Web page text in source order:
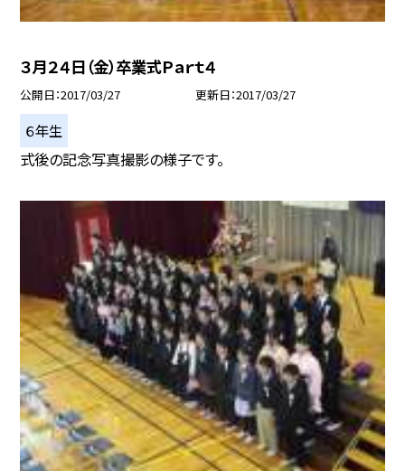
３月２４日（金）卒業式Ｐａｒｔ４
公開日 2017/03/27 更新日 2017/03/27
６年生
式後の記念写真撮影の様子です。